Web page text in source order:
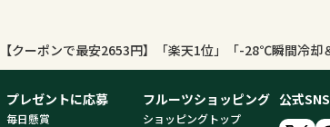
プレゼントに応募
毎日懸賞
フルーツショッピング
ショッピングトップ
公式SNS